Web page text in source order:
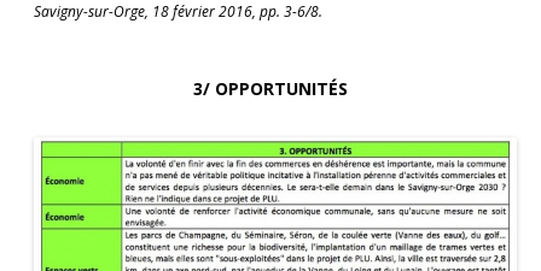
Savigny-sur-Orge, 18 février 2016, pp. 3-6/8.
3/ OPPORTUNITÉS